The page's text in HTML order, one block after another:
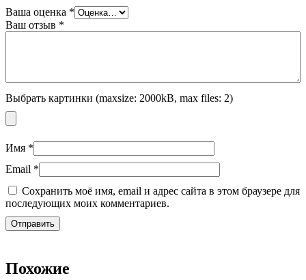
Ваша оценка *
Ваш отзыв *
Выбрать картинки (maxsize: 2000kB, max files: 2)
Имя *
Email *
Сохранить моё имя, email и адрес сайта в этом браузере для
последующих моих комментариев.
Похожие